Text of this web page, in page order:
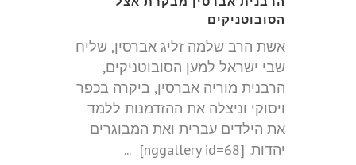
הסובוטניקים
אשת הרב שלמה זליג אברסין, שליח
שבי ישראל למען הסובוטניקים,
הרבנית מוריה אברסין, ביקרה בכפר
ויסוקי וניצלה את ההזדמנות ללמד
את הילדים עברית ואת המבוגרים
יהדות. [nggallery id=68] ...